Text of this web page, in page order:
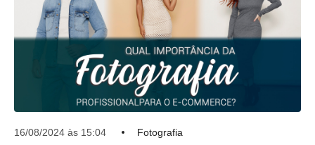
16/08/2024 às 15:04 Fotografia